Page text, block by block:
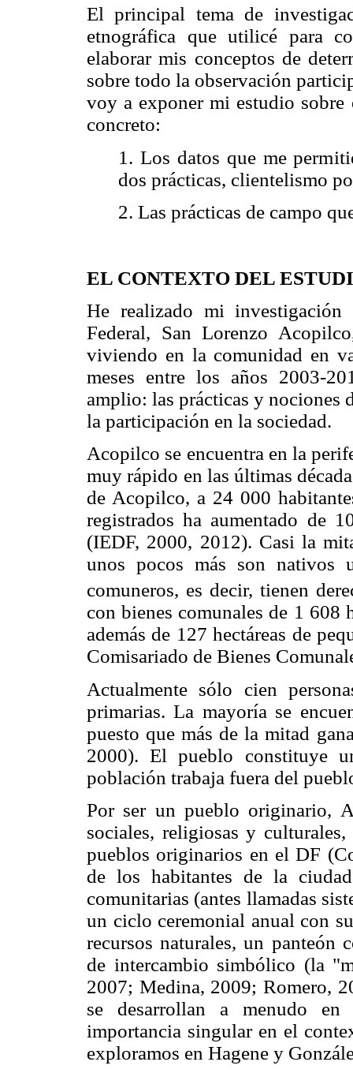
El principal tema de
etnográfica que utilicé para
elaborar mis conceptos de
sobre todo la observación
voy a exponer mi estudio
concreto:
1. Los datos que me
dos prácticas, clientelismo
2. Las prácticas de campo
EL CONTEXTO DEL
He realizado mi
Federal, San Lorenzo
viviendo en la comunidad en
meses entre los años 2003-
amplio: las prácticas y nociones
la participación en la sociedad.
Acopilco se encuentra en la
muy rápido en las últimas
de Acopilco, a 24 000
registrados ha aumentado de
(IEDF, 2000, 2012). Casi la
unos pocos más son
comuneros, es decir, tienen
con bienes comunales de 1 608
además de 127 hectáreas de
Comisariado de Bienes
Actualmente sólo cien
primarias. La mayoría se
puesto que más de la mitad
2000). El pueblo constituye
población trabaja fuera del
Por ser un pueblo originario,
sociales, religiosas y
pueblos originarios en el DF
de los habitantes de la
comunitarias (antes llamadas
un ciclo ceremonial anual con
recursos naturales, un panteón
de intercambio simbólico (la
2007; Medina, 2009; Romero,
se desarrollan a menudo en
importancia singular en el
exploramos en Hagene y